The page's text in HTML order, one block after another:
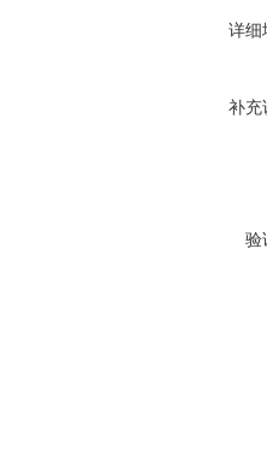
详细
补充
验